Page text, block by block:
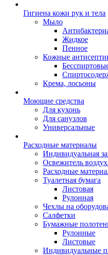
Гигиена кожи рук и тела
Мыло
Жидкое
Пенное
Кожные
Крема, лосьоны
Моющие средства
Для кухонь
Для санузлов
Универсальные
Расходные материалы
Индивидуальная
Освежитель
Расходные
Туалетная бумага
Листовая
Рулонная
Чехлы на
Салфетки
Бумажные
Рулонные
Листовые
Индивидуальные